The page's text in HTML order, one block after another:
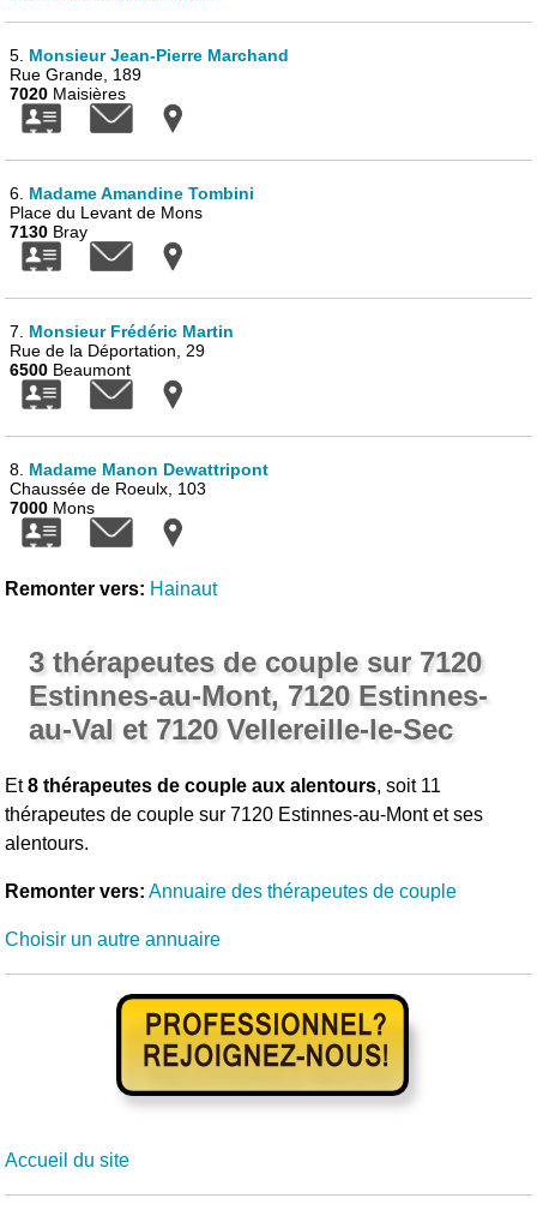
5. Monsieur Jean-Pierre Marchand
Rue Grande, 189
7020 Maisières
6. Madame Amandine Tombini
Place du Levant de Mons
7130 Bray
7. Monsieur Frédéric Martin
Rue de la Déportation, 29
6500 Beaumont
8. Madame Manon Dewattripont
Chaussée de Roeulx, 103
7000 Mons
Remonter vers: Hainaut
3 thérapeutes de couple sur 7120
Estinnes-au-Mont, 7120 Estinnes-
au-Val et 7120 Vellereille-le-Sec
Et8 thérapeutes de couple aux alentours, soit 11
thérapeutes de couple sur 7120 Estinnes-au-Mont et ses
alentours.
Remonter vers: Annuaire des thérapeutes de couple
Choisir un autre annuaire
Accueil du site